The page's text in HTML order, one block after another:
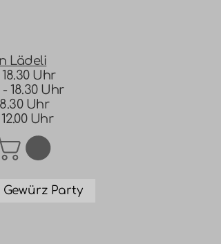
Lädeli
Uhr
18.30 Uhr
Uhr
Uhr
Gewürz Party